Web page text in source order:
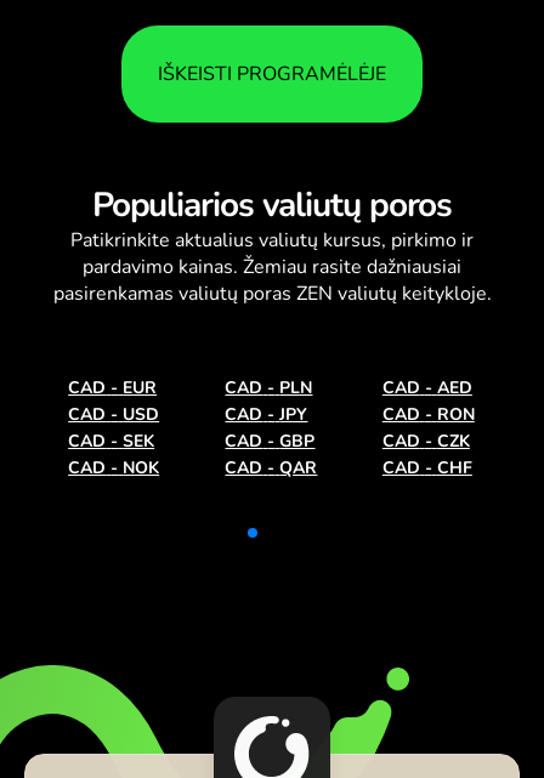
IŠKEISTI PROGRAMĖLĖJE
Populiarios valiutų poros
Patikrinkite aktualius valiutų kursus, pirkimo ir
pardavimo kainas. Žemiau rasite dažniausiai
pasirenkamas valiutų poras ZEN valiutų keitykloje.
CAD - EUR CAD - PLN CAD - AED
CAD - USD CAD - JPY CAD - RON
CAD - SEK CAD - GBP CAD - CZK
CAD - NOK CAD - QAR CAD - CHF